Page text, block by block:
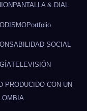
PANTALLA & DIAL
Portfolio
SOCIAL
TELEVISIÓN
PRODUCIDO CON UN